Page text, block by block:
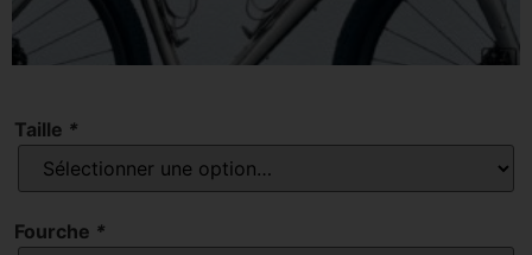
Taille *
Fourche *